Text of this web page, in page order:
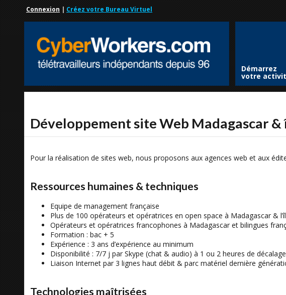
Connexion | Créez votre Bureau Virtuel
Démarrez
votre
Développement site Web Madagascar
Pour la réalisation de sites web, nous proposons aux agences web et aux
Ressources humaines & techniques
Equipe de management française
Plus de 100 opérateurs et opératrices en open space à Madagascar &
Opérateurs et opératrices francophones à Madagascar et bilingues
Formation : bac + 5
Expérience : 3 ans d’expérience au minimum
Disponibilité : 7/7 j par Skype (chat & audio) à 1 ou 2 heures de
Liaison Internet par 3 lignes haut débit & parc matériel dernière
Technologies maîtrisées